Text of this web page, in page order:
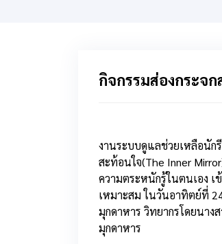
กิจกรรมส่องกระจ
งานระบบดูแลช่วยเหลือนัก
สะท้อนใจ(The Inner
ความตระหนักรู้ในตนเอง เ
เหมาะสม ในวันอาทิตย์ที่
มุกดาหาร วิทยากรโดยนา
มุกดาหาร